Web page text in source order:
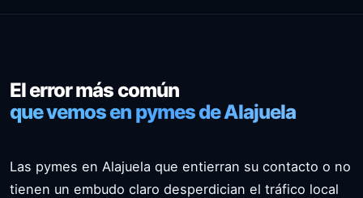
El error más común
que vemos en pymes de Alajuela
Las pymes en Alajuela que entierran su contacto o no
tienen un embudo claro desperdician el tráfico local